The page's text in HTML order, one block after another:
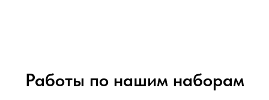
Работы по нашим наборам